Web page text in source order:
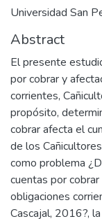
Universidad San
Abstract
El presente
por cobrar y
corrientes,
propósito,
cobrar afecta el
de los
como problema
cuentas por
obligaciones
Cascajal, 2016?,